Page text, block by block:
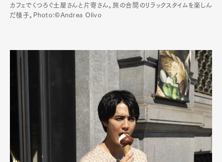
カフェでくつろぐ土屋さんと片寄さん。旅の合間のリラックスタイムを楽しん
だ様子。Photo:©️Andrea Olivo